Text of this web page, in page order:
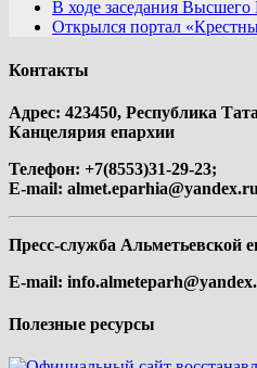
В ходе заседания
Открылся портал
Контакты
Адрес: 423450, Республика
Канцелярия епархии
Телефон: +7(8553)31-29-23;
E-mail: almet.eparhia@yandex.ru
Пресс-служба Альметьевской
E-mail:
Полезные ресурсы